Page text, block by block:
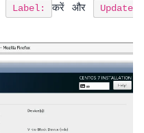
Label: करें और
Update